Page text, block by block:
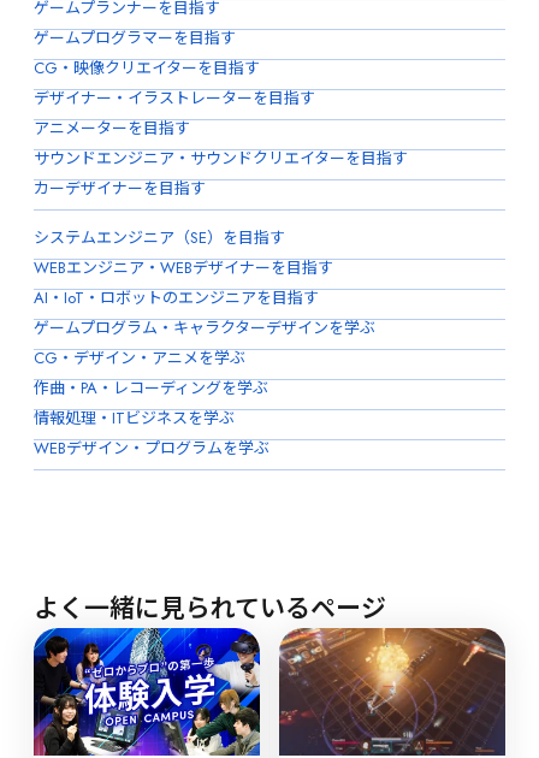
ゲームプランナーを目指す
ゲームプログラマーを目指す
CG・映像クリエイターを目指す
デザイナー・イラストレーターを目指す
アニメーターを目指す
サウンドエンジニア・サウンドクリエイターを目指す
カーデザイナーを目指す
システムエンジニア（SE）を目指す
WEBエンジニア・WEBデザイナーを目指す
AI・IoT・ロボットのエンジニアを目指す
ゲームプログラム・キャラクターデザインを学ぶ
CG・デザイン・アニメを学ぶ
作曲・PA・レコーディングを学ぶ
情報処理・ITビジネスを学ぶ
WEBデザイン・プログラムを学ぶ
よく一緒に見られているページ